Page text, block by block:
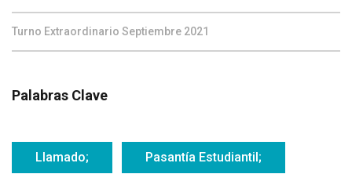
Turno Extraordinario Septiembre 2021
Palabras Clave
Llamado; Pasantía Estudiantil;